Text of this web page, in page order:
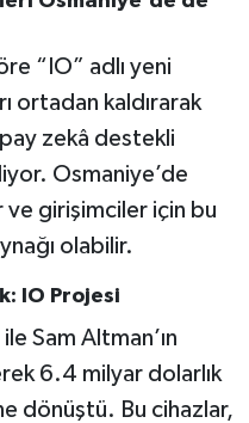
“IO” adlı yeni
ortadan kaldırarak
zekâ destekli
Osmaniye’de
ve girişimciler için bu
olabilir.
IO Projesi
Sam Altman’ın
6.4 milyar dolarlık
dönüştü. Bu cihazlar,